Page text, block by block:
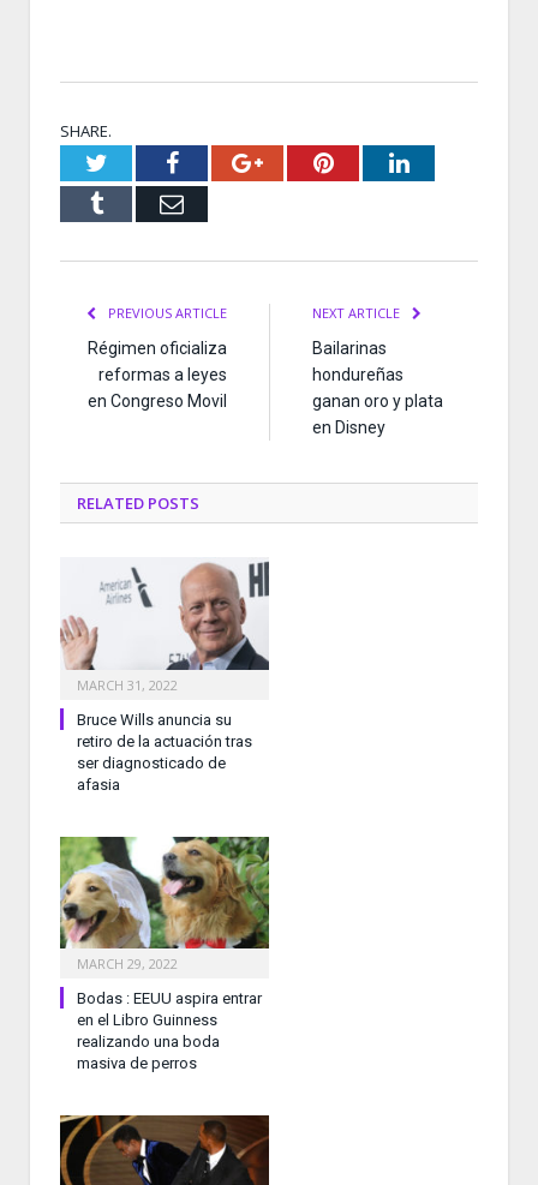
SHARE.
TwitterFacebookGoogle+PinterestLinkedIn
Tumblr Email
PREVIOUS ARTICLE
Régimen oficializa
reformas a leyes
en Congreso Movil
NEXT ARTICLE
Bailarinas
hondureñas
ganan oro y plata
en Disney
RELATED POSTS
MARCH 31, 2022
Bruce Wills anuncia su
retiro de la actuación tras
ser diagnosticado de
afasia
MARCH 29, 2022
Bodas : EEUU aspira entrar
en el Libro Guinness
realizando una boda
masiva de perros